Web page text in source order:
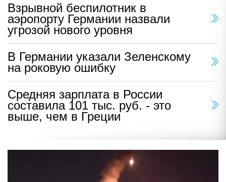
Взрывной беспилотник в
аэропорту Германии назвали
угрозой нового уровня
В Германии указали Зеленскому
на роковую ошибку
Средняя зарплата в России
составила 101 тыс. руб. - это
выше, чем в Греции